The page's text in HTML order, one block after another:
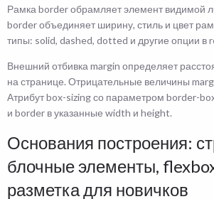
Рамка border обрамляет элемент видимой
border объединяет ширину, стиль и цвет
типы: solid, dashed, dotted и другие опции в
Внешний отбивка margin определяет
на странице. Отрицательные величины
Атрибут box-sizing со параметром border-
и border в указанные width и height.
Основания построения:
блочные элементы,
разметка для новичков